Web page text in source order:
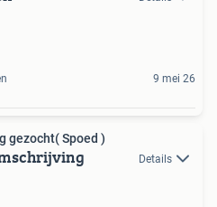
9 mei 26
gezocht( Spoed )
Details